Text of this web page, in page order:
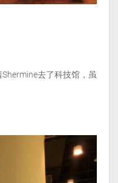
去了科技馆，虽